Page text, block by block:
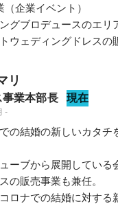
企業イベント）
グブロデュースのエリ
ウェディングドレスの
リ
業本部長 現在
-
の結婚の新しいカタチ
ーブから展開している
の販売事業も兼任。
ロナでの結婚に対する